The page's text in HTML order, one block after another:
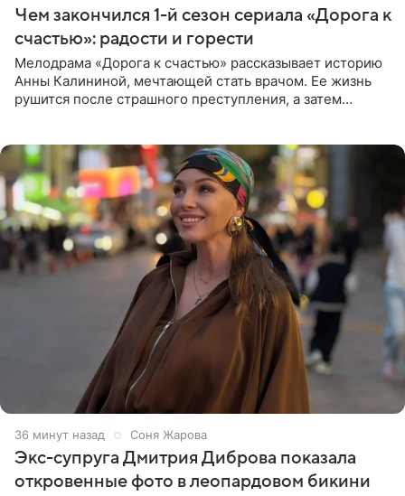
Чем закончился 1-й сезон сериала «Дорога к
счастью»: радости и горести
Мелодрама «Дорога к счастью» рассказывает историю
Анны Калининой, мечтающей стать врачом. Ее жизнь
рушится после страшного преступления, а затем
37 минут назад Соня Жарова
Экс-супруга Дмитрия Диброва показала
откровенные фото в леопардовом бикини